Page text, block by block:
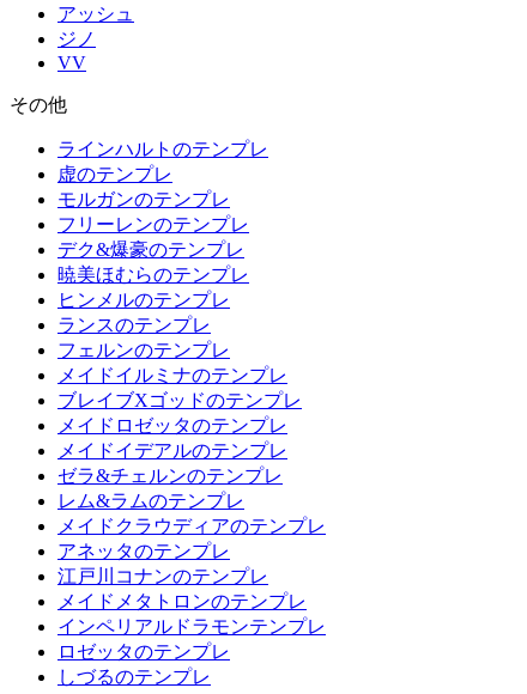
アッシュ
ジノ
VV
その他
ラインハルトのテンプレ
虚のテンプレ
モルガンのテンプレ
フリーレンのテンプレ
デク&爆豪のテンプレ
暁美ほむらのテンプレ
ヒンメルのテンプレ
ランスのテンプレ
フェルンのテンプレ
メイドイルミナのテンプレ
ブレイブXゴッドのテンプレ
メイドロゼッタのテンプレ
メイドイデアルのテンプレ
ゼラ&チェルンのテンプレ
レム&ラムのテンプレ
メイドクラウディアのテンプレ
アネッタのテンプレ
江戸川コナンのテンプレ
メイドメタトロンのテンプレ
インペリアルドラモンテンプレ
ロゼッタのテンプレ
しづるのテンプレ